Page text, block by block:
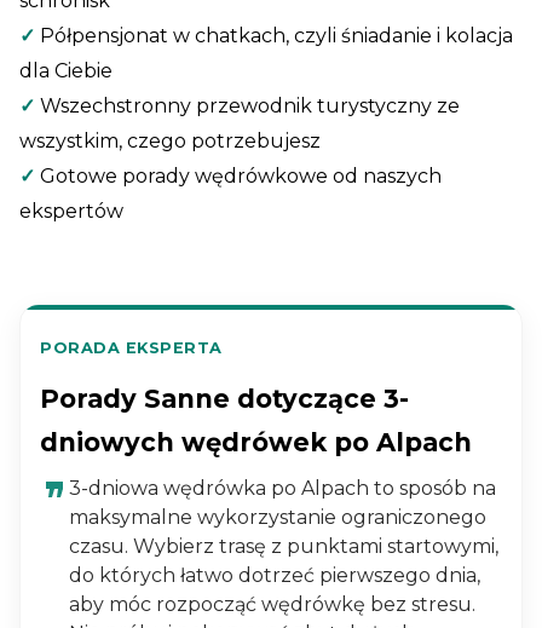
✓ Półpensjonat w chatkach, czyli śniadanie i kolacja
dla Ciebie
✓ Wszechstronny przewodnik turystyczny ze
wszystkim, czego potrzebujesz
✓ Gotowe porady wędrówkowe od naszych
ekspertów
PORADA EKSPERTA
Porady Sanne dotyczące 3-
dniowych wędrówek po Alpach
3-dniowa wędrówka po Alpach to sposób na
maksymalne wykorzystanie ograniczonego
czasu. Wybierz trasę z punktami startowymi,
do których łatwo dotrzeć pierwszego dnia,
aby móc rozpocząć wędrówkę bez stresu.